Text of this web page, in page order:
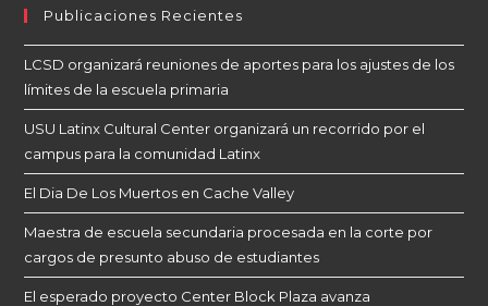
Publicaciones Recientes
LCSD organizará reuniones de aportes para los ajustes de los
límites de la escuela primaria
USU Latinx Cultural Center organizará un recorrido por el
campus para la comunidad Latinx
El Dia De Los Muertos en Cache Valley
Maestra de escuela secundaria procesada en la corte por
cargos de presunto abuso de estudiantes
El esperado proyecto Center Block Plaza avanza